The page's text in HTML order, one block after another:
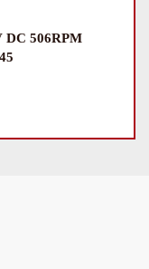
DC 506RPM